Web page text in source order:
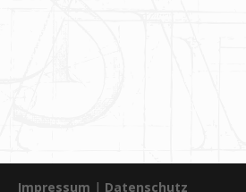
Impressum | Datenschutz